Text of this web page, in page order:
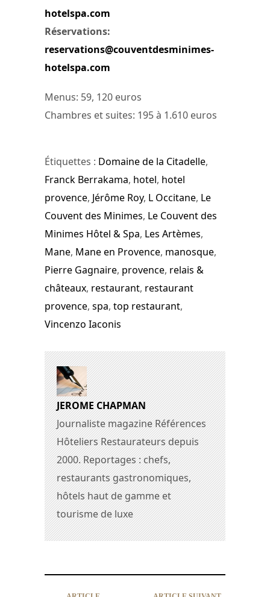
hotelspa.com
Réservations:
reservations@couventdesminimes-
hotelspa.com
Menus: 59, 120 euros
Chambres et suites: 195 à 1.610 euros
Étiquettes : Domaine de la Citadelle,
Franck Berrakama, hotel, hotel
provence, Jérôme Roy, L Occitane, Le
Couvent des Minimes, Le Couvent des
Minimes Hôtel & Spa, Les Artèmes,
Mane, Mane en Provence, manosque,
Pierre Gagnaire, provence, relais &
châteaux, restaurant, restaurant
provence, spa, top restaurant,
Vincenzo Iaconis
JEROME CHAPMAN
Journaliste magazine Références
Hôteliers Restaurateurs depuis
2000. Reportages : chefs,
restaurants gastronomiques,
hôtels haut de gamme et
tourisme de luxe